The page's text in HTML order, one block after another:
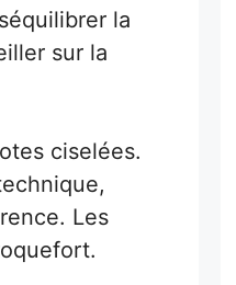
la
sur la
ciselées.
Les